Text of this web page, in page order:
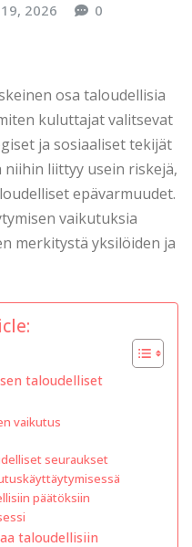
19, 2026 0
osa taloudellisia
kuluttajat valitsevat
ja sosiaaliset tekijät
liittyy usein riskejä,
epävarmuudet.
vaikutuksia
merkitystä yksilöiden ja
taloudelliset
vaikutus
seuraukset
päätöksiin
taloudellisiin